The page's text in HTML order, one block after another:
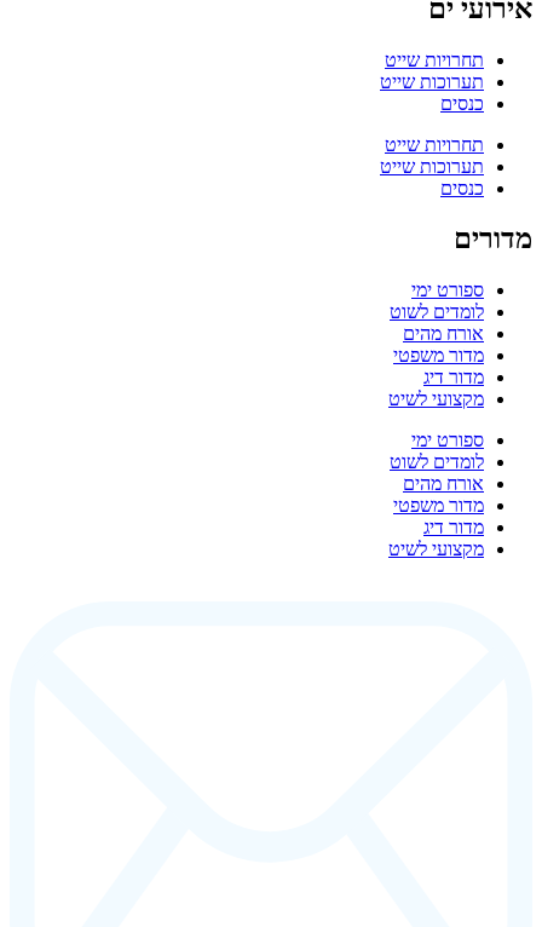
אירועי ים
תחרויות שייט
תערוכות שייט
כנסים
תחרויות שייט
תערוכות שייט
כנסים
מדורים
ספורט ימי
לומדים לשוט
אורח מהים
מדור משפטי
מדור דיג
מקצועי לשיט
ספורט ימי
לומדים לשוט
אורח מהים
מדור משפטי
מדור דיג
מקצועי לשיט